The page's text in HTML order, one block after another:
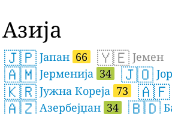
Азија
🇯🇵 Јапан 66 🇾🇪 Јемен
🇦🇲 Јерменија 34 🇯🇴
🇰🇷 Јужна Кореја 73 🇦🇫
🇦🇿 Азербејџан 34 🇧🇩